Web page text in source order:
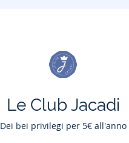
Le Club Jacadi
Dei bei privilegi per 5€ all'anno